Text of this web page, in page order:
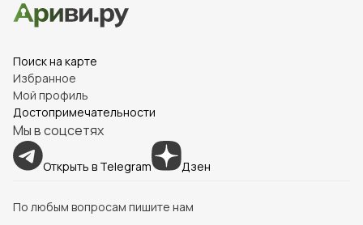
«Северная», перекликаясь с названием знаменитой
Здесь размещены многочисленные рестораны,
магазины и арт-галереи, создающие уютную
атмосферу для отдыха и развлечений.
Дом № 11 по Северной улице оформлен в виде
традиционного дома колониста XIX века,
Поиск на карте
Избранное
Мой профиль
Достопримечательности
Мы в соцсетях
Открыть в Telegram Дзен
По любым вопросам пишите нам